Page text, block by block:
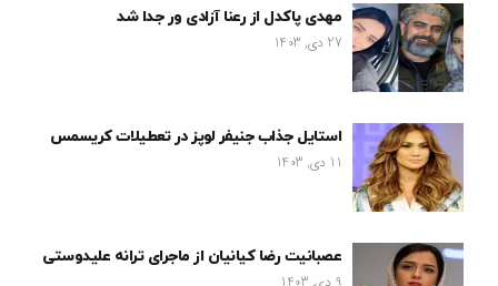
مهدی پاکدل از رعنا آزادی ور جدا شد
27 دی, 1403
استایل جذاب جنیفر لوپز در تعطیلات کریسمس
11 دی, 1403
عصبانیت رضا کیانیان از ماجرای ترانه علیدوستی
9 دی, 1403